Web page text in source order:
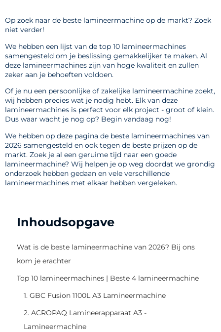
Op zoek naar de beste lamineermachine op de markt? Zoek
niet verder!
We hebben een lijst van de top 10 lamineermachines
samengesteld om je beslissing gemakkelijker te maken. Al
deze lamineermachines zijn van hoge kwaliteit en zullen
zeker aan je behoeften voldoen.
Of je nu een persoonlijke of zakelijke lamineermachine zoekt,
wij hebben precies wat je nodig hebt. Elk van deze
lamineermachines is perfect voor elk project - groot of klein.
Dus waar wacht je nog op? Begin vandaag nog!
We hebben op deze pagina de beste lamineermachines van
2026 samengesteld en ook tegen de beste prijzen op de
markt. Zoek je al een geruime tijd naar een goede
lamineermachine? Wij helpen je op weg doordat we grondig
onderzoek hebben gedaan en vele verschillende
lamineermachines met elkaar hebben vergeleken.
Inhoudsopgave
Wat is de beste lamineermachine van 2026? Bij ons
kom je erachter
Top 10 lamineermachines | Beste 4 lamineermachine
1. GBC Fusion 1100L A3 Lamineermachine
2. ACROPAQ Lamineerapparaat A3 -
Lamineermachine